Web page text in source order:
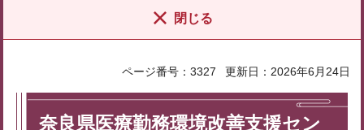
閉じる
ページ番号：3327 更新日：2026年6月24日
奈良県医療勤務環境改善支援セン